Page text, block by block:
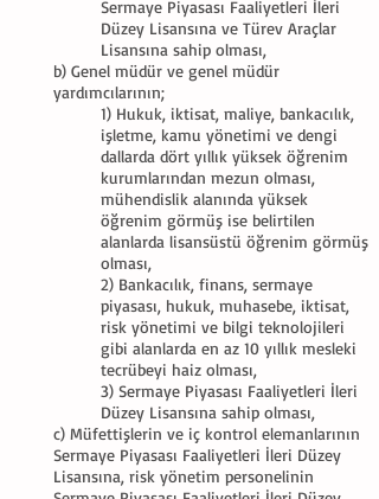
Sermaye Piyasası Faaliyetleri İleri
Düzey Lisansına ve Türev Araçlar
Lisansına sahip olması,
b) Genel müdür ve genel müdür
yardımcılarının;
1) Hukuk, iktisat, maliye, bankacılık,
işletme, kamu yönetimi ve dengi
dallarda dört yıllık yüksek öğrenim
kurumlarından mezun olması,
mühendislik alanında yüksek
öğrenim görmüş ise belirtilen
alanlarda lisansüstü öğrenim görmüş
olması,
2) Bankacılık, finans, sermaye
piyasası, hukuk, muhasebe, iktisat,
risk yönetimi ve bilgi teknolojileri
gibi alanlarda en az 10 yıllık mesleki
tecrübeyi haiz olması,
3) Sermaye Piyasası Faaliyetleri İleri
Düzey Lisansına sahip olması,
c) Müfettişlerin ve iç kontrol elemanlarının
Sermaye Piyasası Faaliyetleri İleri Düzey
Lisansına, risk yönetim personelinin